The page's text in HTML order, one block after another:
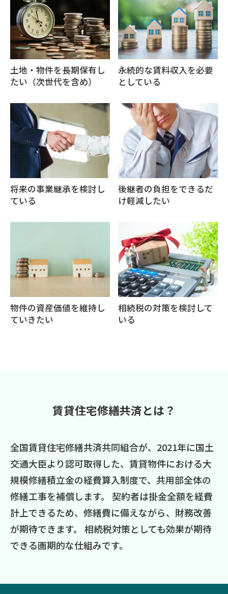
土地・物件を長期保有し
たい（次世代を含め）
永続的な賃料収入を必要
としている
将来の事業継承を検討し
ている
後継者の負担をできるだ
け軽減したい
物件の資産価値を維持し
ていきたい
相続税の対策を検討して
いる
賃貸住宅修繕共済とは？
全国賃貸住宅修繕共済共同組合が、2021年に国土
交通大臣より認可取得した、賃貸物件における大
規模修繕積立金の経費算入制度で、共用部全体の
修繕工事を補償します。 契約者は掛金全額を経費
計上できるため、修繕費に備えながら、財務改善
が期待できます。 相続税対策としても効果が期待
できる画期的な仕組みです。